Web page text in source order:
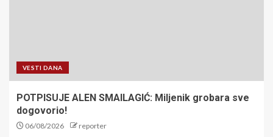
VESTI DANA
POTPISUJE ALEN SMAILAGIĆ: Miljenik grobara sve
dogovorio!
06/08/2026 reporter